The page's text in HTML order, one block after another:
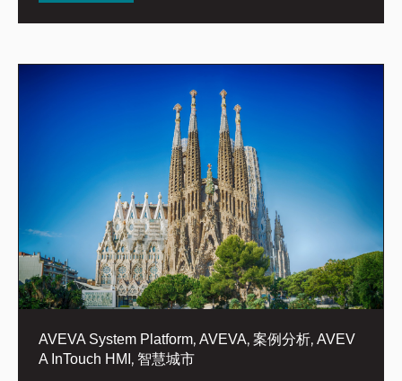
AVEVA System Platform,AVEVA,案例分析,AVEV
A InTouch HMI , 智慧城市